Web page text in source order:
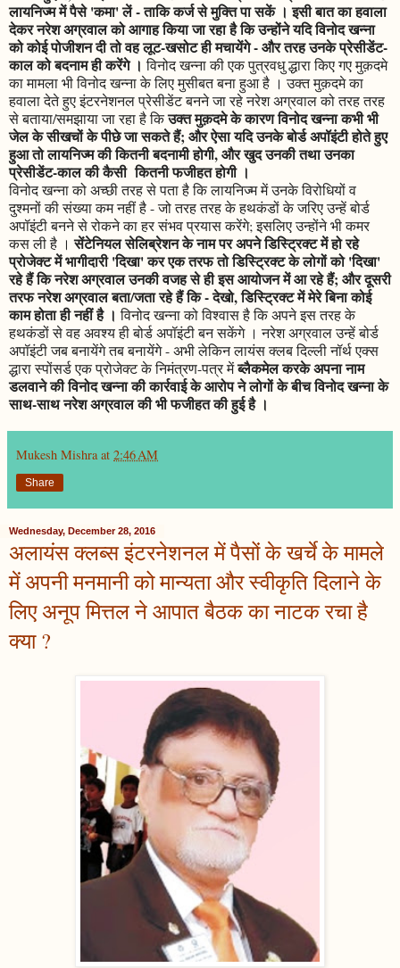
लायनिज्म में पैसे 'कमा' लें - ताकि कर्ज से मुक्ति पा सकें । इसी बात का हवाला
देकर नरेश अग्रवाल को आगाह किया जा रहा है कि उन्होंने यदि विनोद खन्ना
को कोई पोजीशन दी तो वह लूट-खसोट ही मचायेंगे - और तरह उनके प्रेसीडेंट-
काल को बदनाम ही करेंगे । विनोद खन्ना की एक पुत्रवधु द्धारा किए गए मुक़दमे
का मामला भी विनोद खन्ना के लिए मुसीबत बना हुआ है । उक्त मुक़दमे का
हवाला देते हुए इंटरनेशनल प्रेसीडेंट बनने जा रहे नरेश अग्रवाल को तरह तरह
से बताया/समझाया जा रहा है किउक्त मुक़दमे के कारण विनोद खन्ना कभी भी
जेल के सीखचों के पीछे जा सकते हैं; और ऐसा यदि उनके बोर्ड अपॉइंटी होते हुए
हुआ तो लायनिज्म की कितनी बदनामी होगी, और खुद उनकी तथा उनका
प्रेसीडेंट-काल की कैसी कितनी फजीहत होगी ।
विनोद खन्ना को अच्छी तरह से पता है कि लायनिज्म में उनके विरोधियों व
दुश्मनों की संख्या कम नहीं है - जो तरह तरह के हथकंडों के जरिए उन्हें बोर्ड
अपॉइंटी बनने से रोकने का हर संभव प्रयास करेंगे; इसलिए उन्होंने भी कमर
कस ली है ।सेंटेनियल सेलिब्रेशन के नाम पर अपने डिस्ट्रिक्ट में हो रहे
प्रोजेक्ट में भागीदारी 'दिखा' कर एक तरफ तो डिस्ट्रिक्ट के लोगों को 'दिखा'
रहे हैं कि नरेश अग्रवाल उनकी वजह से ही इस आयोजन में आ रहे हैं; और दूसरी
तरफ नरेश अग्रवाल बता/जता रहे हैं कि - देखो, डिस्ट्रिक्ट में मेरे बिना कोई
काम होता ही नहीं है । विनोद खन्ना को विश्वास है कि अपने इस तरह के
हथकंडों से वह अवश्य ही बोर्ड अपॉइंटी बन सकेंगे । नरेश अग्रवाल उन्हें बोर्ड
अपॉइंटी जब बनायेंगे तब बनायेंगे - अभी लेकिन लायंस क्लब दिल्ली नॉर्थ एक्स
द्धारा स्पोंसर्ड एक प्रोजेक्ट के निमंत्रण-पत्र मेंब्लैकमेल करके अपना नाम
डलवाने की विनोद खन्ना की कार्रवाई के आरोप ने लोगों के बीच विनोद खन्ना के
साथ-साथ नरेश अग्रवाल की भी फजीहत की हुई है ।
Mukesh Mishra at 2:46 AM
Share
Wednesday, December 28, 2016
अलायंस क्लब्स इंटरनेशनल में पैसों के खर्चे के मामले
में अपनी मनमानी को मान्यता और स्वीकृति दिलाने के
लिए अनूप मित्तल ने आपात बैठक का नाटक रचा है
क्या ?